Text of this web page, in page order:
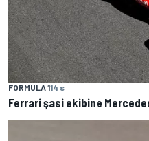
FORMULA 114 s
Ferrari şasi ekibine